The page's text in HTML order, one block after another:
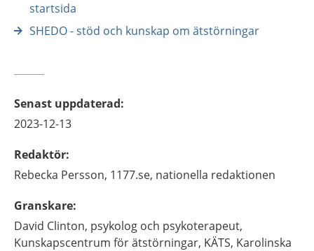
startsida
SHEDO - stöd och kunskap om ätstörningar
Senast uppdaterad:
2023-12-13
Redaktör:
Rebecka Persson, 1177.se, nationella redaktionen
Granskare:
David Clinton, psykolog och psykoterapeut,
Kunskapscentrum för ätstörningar, KÄTS, Karolinska